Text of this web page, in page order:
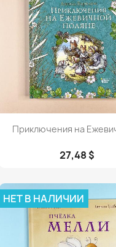
Просмотр
Приключения на
27,48 $
НЕТ В НАЛИЧИИ